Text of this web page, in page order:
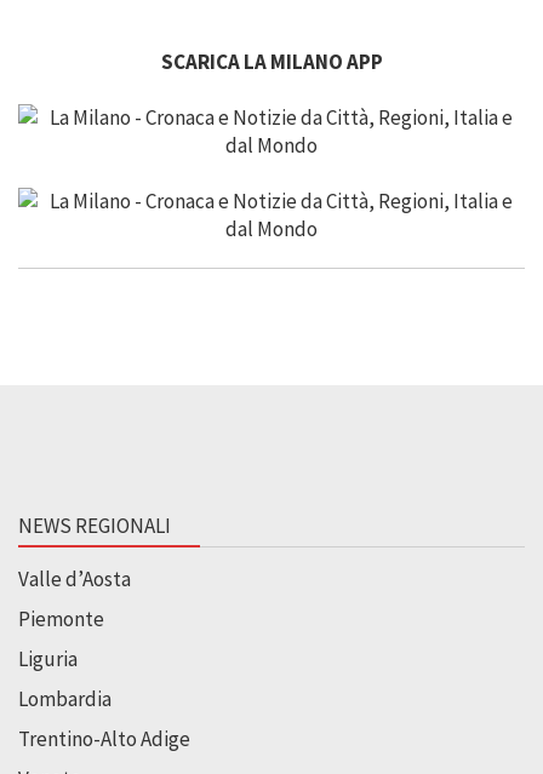
SCARICA LA MILANO APP
NEWS REGIONALI
Valle d’Aosta
Piemonte
Liguria
Lombardia
Trentino-Alto Adige